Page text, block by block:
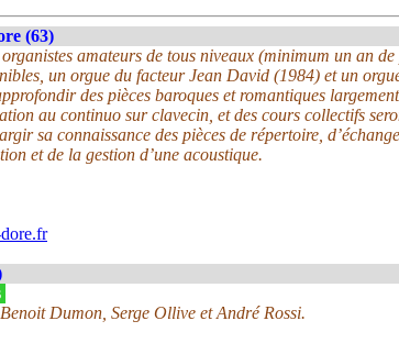
(63)
amateurs de tous niveaux (minimum un an
un orgue du facteur Jean David (1984) et un
des pièces baroques et romantiques
au continuo sur clavecin, et des cours collectifs
sa connaissance des pièces de répertoire,
et de la gestion d’une acoustique.
Dumon, Serge Ollive et André Rossi.